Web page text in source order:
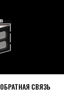
ОБРАТНАЯ СВЯЗЬ